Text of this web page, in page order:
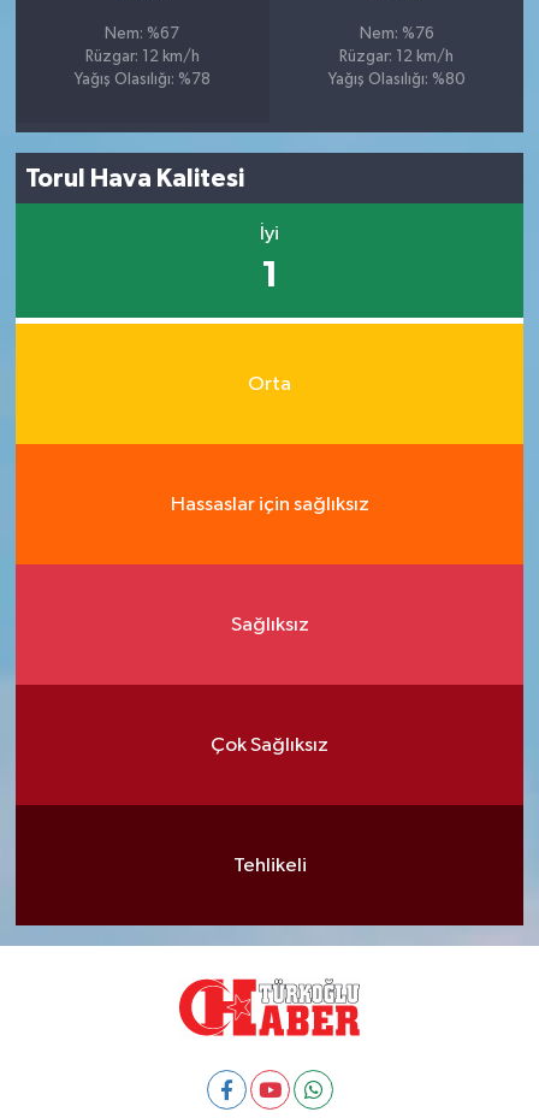
Nem: %67
Rüzgar: 12 km/h
Yağış Olasılığı: %78
Nem: %76
Rüzgar: 12 km/h
Yağış Olasılığı: %80
Torul Hava Kalitesi
İyi
1
Orta
Hassaslar için sağlıksız
Sağlıksız
Çok Sağlıksız
Tehlikeli